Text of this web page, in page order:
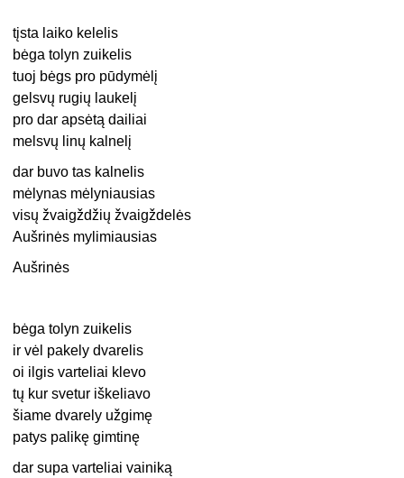
tįsta laiko kelelis
bėga tolyn zuikelis
tuoj bėgs pro pūdymėlį
gelsvų rugių laukelį
pro dar apsėtą dailiai
melsvų linų kalnelį
dar buvo tas kalnelis
mėlynas mėlyniausias
visų žvaigždžių žvaigždelės
Aušrinės mylimiausias
Aušrinės
bėga tolyn zuikelis
ir vėl pakely dvarelis
oi ilgis varteliai klevo
tų kur svetur iškeliavo
šiame dvarely užgimę
patys palikę gimtinę
dar supa varteliai vainiką